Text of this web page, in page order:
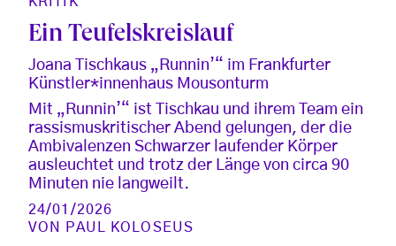
Ein Teufelskreislauf
Joana Tischkaus „Runnin’“ im Frankfurter
Künstler*innenhaus Mousonturm
Mit „Runnin’“ ist Tischkau und ihrem Team ein
rassismuskritischer Abend gelungen, der die
Ambivalenzen Schwarzer laufender Körper
ausleuchtet und trotz der Länge von circa 90
Minuten nie langweilt.
24/01/2026
VON
PAUL KOLOSEUS